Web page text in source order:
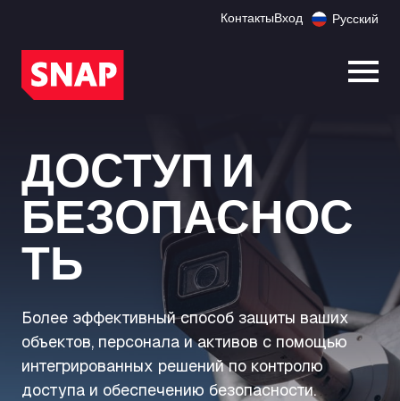
КонтактыВход Русский
ДОСТУП И
БЕЗОПАСНОС
ТЬ
Более эффективный способ защиты ваших
объектов, персонала и активов с помощью
интегрированных решений по контролю
доступа и обеспечению безопасности.